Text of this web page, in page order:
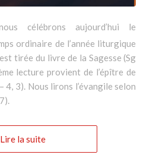
célébrons aujourd’hui le
ordinaire de l’année liturgique
tirée du livre de la Sagesse (Sg
lecture provient de l’épître de
4, 3). Nous lirons l’évangile selon
Lire la suite